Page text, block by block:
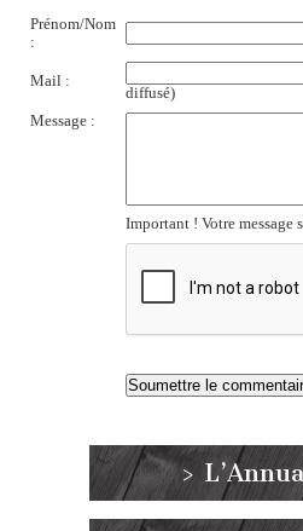
Prénom/Nom
:
Mail :
diffusé)
Message :
Important ! Votre message
>